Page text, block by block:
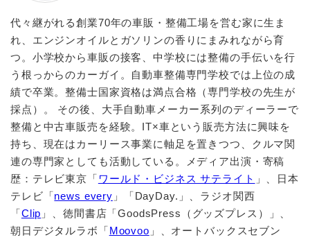
代々継がれる創業70年の車販・整備工場を営む家に生ま
れ、エンジンオイルとガソリンの香りにまみれながら育
つ。小学校から車販の接客、中学校には整備の手伝いを行
う根っからのカーガイ。自動車整備専門学校では上位の成
績で卒業。整備士国家資格は満点合格（専門学校の先生が
採点）。 その後、大手自動車メーカー系列のディーラーで
整備と中古車販売を経験。IT×車という販売方法に興味を
持ち、現在はカーリース事業に軸足を置きつつ、クルマ関
連の専門家としても活動している。メディア出演・寄稿
歴：テレビ東京「 ワールド・ビジネス サテライト 」、日本
テレビ「news every 」「DayDay.」、ラジオ関西
「Clip 」、徳間書店「GoodsPress（グッズプレス）」、
朝日デジタルラボ「Moovoo 」、オートバックスセブン